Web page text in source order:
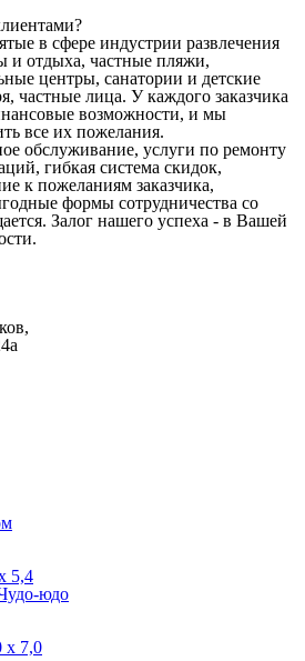
в сфере индустрии развлечения
и отдыха, частные пляжи,
центры, санатории и детские
частные лица. У каждого заказчика
возможности, и мы
все их пожелания.
обслуживание, услуги по ремонту
гибкая система скидок,
к пожеланиям заказчика,
формы сотрудничества со
Залог нашего успеха - в Вашей
5,4
х 7,0